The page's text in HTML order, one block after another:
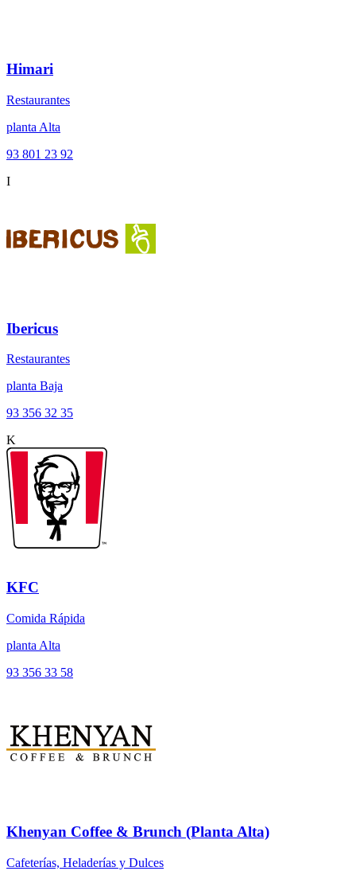
Himari
Restaurantes
planta Alta
93 801 23 92
I
Ibericus
Restaurantes
planta Baja
93 356 32 35
K
KFC
Comida Rápida
planta Alta
93 356 33 58
Khenyan Coffee & Brunch (Planta Alta)
Cafeterías, Heladerías y Dulces